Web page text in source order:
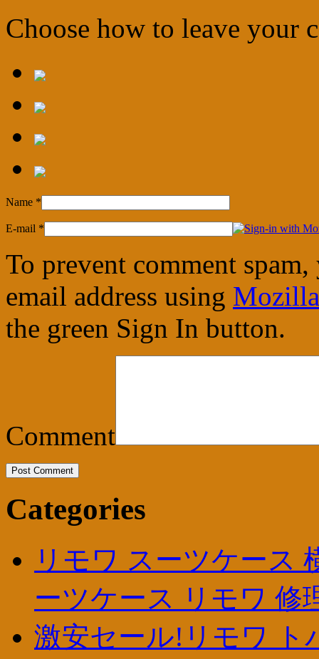
Choose how to leave your
Name *
E-mail *
To prevent comment
email address using
the green Sign In button.
Comment
Categories
リモワ スーツケース
ーツケース リモワ 修
激安セール!リモワ ト